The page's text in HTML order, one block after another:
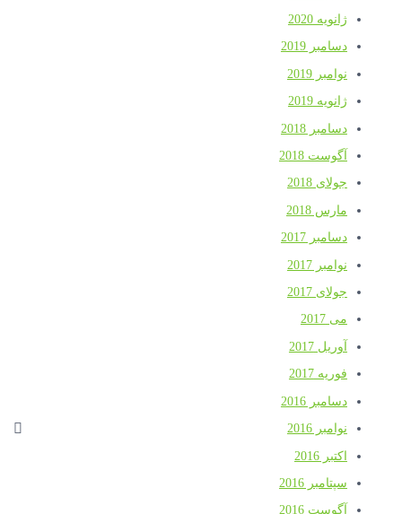
ژانویه 2020
دسامبر 2019
نوامبر 2019
ژانویه 2019
دسامبر 2018
آگوست 2018
جولای 2018
مارس 2018
دسامبر 2017
نوامبر 2017
جولای 2017
می 2017
آوریل 2017
فوریه 2017
دسامبر 2016
نوامبر 2016
اکتبر 2016
سپتامبر 2016
آگوست 2016